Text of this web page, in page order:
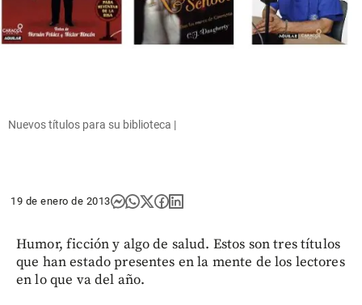
Nuevos títulos para su biblioteca |
19 de enero de 2013
Humor, ficción y algo de salud. Estos son tres títulos
que han estado presentes en la mente de los lectores
en lo que va del año.